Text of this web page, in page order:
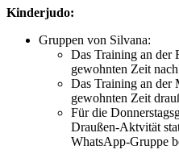
Kinderjudo:
Gruppen von Silvana:
Das Training an der
gewohnten Zeit
Das Training an der
gewohnten Zeit
Für die
Draußen-Aktvität
WhatsApp-Gruppe